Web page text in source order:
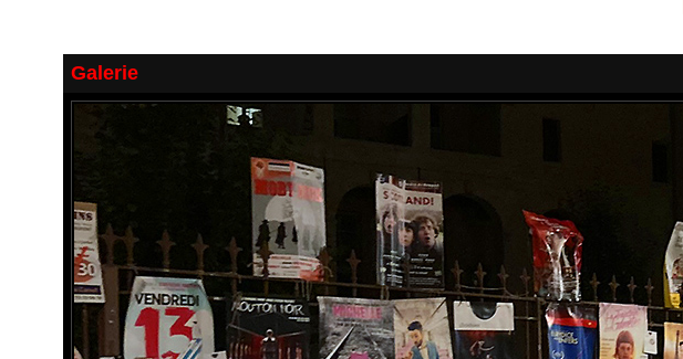
Galerie